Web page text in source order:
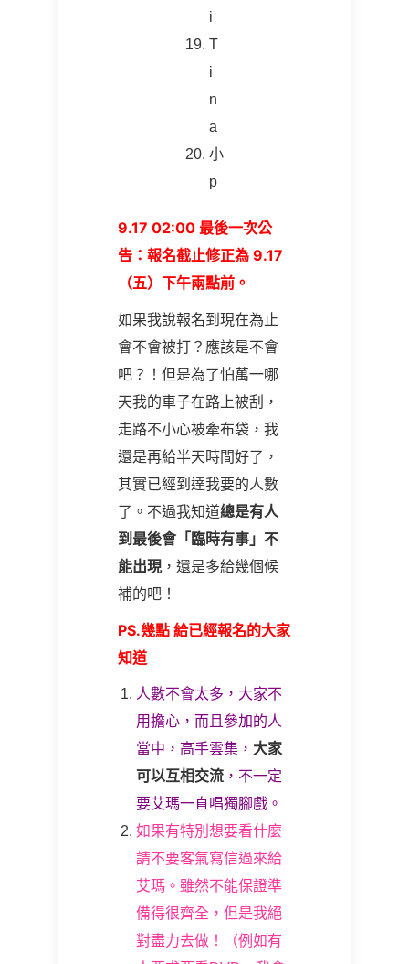
i
T
i
n
a
小
p
9.17 02:00 最後一次公
告：報名截止修正為 9.17
（五）下午兩點前。
如果我說報名到現在為止
會不會被打？應該是不會
吧？！但是為了怕萬一哪
天我的車子在路上被刮，
走路不小心被牽布袋，我
還是再給半天時間好了，
其實已經到達我要的人數
了。不過我知道總是有人
到最後會「臨時有事」不
能出現，還是多給幾個候
補的吧！
PS.幾點 給已經報名的大家
知道
人數不會太多，大家不
用擔心，而且參加的人
當中，高手雲集， 大家
可以互相交流 ，不一定
要艾瑪一直唱獨腳戲。
如果有特別想要看什麼
請不要客氣寫信過來給
艾瑪。雖然不能保證準
備得很齊全，但是我絕
對盡力去做！（例如有